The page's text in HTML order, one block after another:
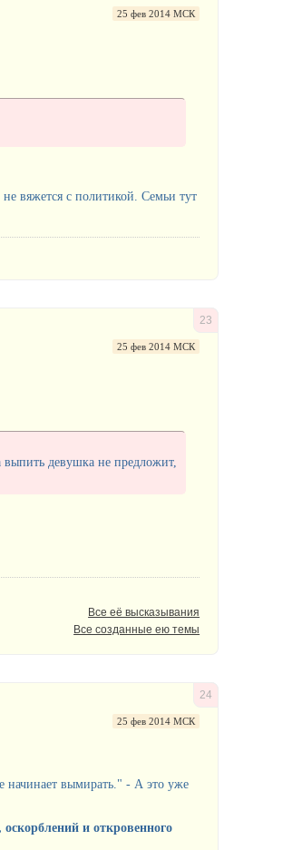
25 фев 2014 МСК
вяжется с политикой. Семьи тут
23
25 фев 2014 МСК
девушка не предложит,
Все её высказывания
Все созданные ею темы
24
25 фев 2014 МСК
начинает вымирать." - А это уже
и откровенного